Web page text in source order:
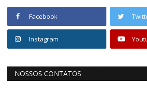
Facebook
Instagram
NOSSOS CONTATOS